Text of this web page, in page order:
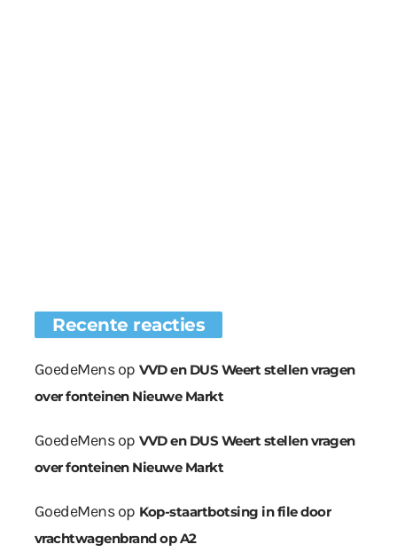
Recente reacties
GoedeMensop VVD en DUS Weert stellen vragen
over fonteinen Nieuwe Markt
GoedeMensop VVD en DUS Weert stellen vragen
over fonteinen Nieuwe Markt
GoedeMensop Kop-staartbotsing in file door
vrachtwagenbrand op A2